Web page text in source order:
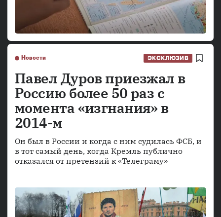
Новости ЭКСКЛЮЗИВ
Павел Дуров приезжал в
Россию более 50 раз с
момента «изгнания» в
2014-м
Он был в России и когда с ним судилась ФСБ, и
в тот самый день, когда Кремль публично
отказался от претензий к «Телеграму»